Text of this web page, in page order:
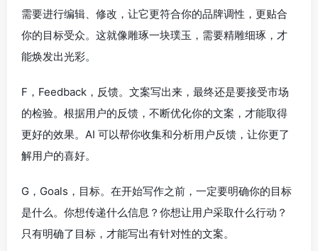
需要进行编辑、修改，让它更符合你的品牌调性，更贴合
你的目标受众。这就像雕琢一块璞玉，需要精雕细琢，才
能焕发出光彩。
F，Feedback，反馈。文案写出来，最终还是要接受市场
的检验。根据用户的反馈，不断优化你的文案，才能取得
更好的效果。AI 可以帮你收集和分析用户反馈，让你更了
解用户的喜好。
G，Goals，目标。在开始写作之前，一定要明确你的目标
是什么。你想传递什么信息？你想让用户采取什么行动？
只有明确了目标，才能写出有针对性的文案。